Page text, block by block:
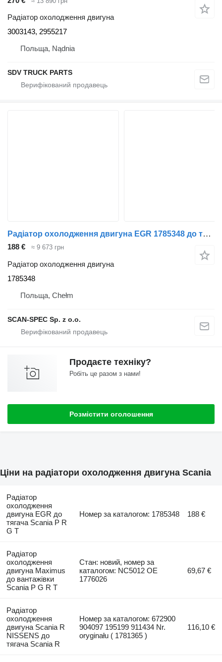
Радіатор охолодження двигуна
3003143, 2955217
Польща, Nądnia
SDV TRUCK PARTS
Радіатор охолодження двигуна EGR 1785348 до тягача Scania P R G T
188 € ≈ 9 673 грн
Радіатор охолодження двигуна
1785348
Польща, Chełm
SCAN-SPEC Sp. z o.o.
Продаєте техніку?
Робіть це разом з нами!
Розмістити оголошення
Ціни на радіатори охолодження двигуна Scania
Радіатор
охолодження
двигуна EGR до
тягача Scania P R
G T
Номер за каталогом: 1785348 188 €
Радіатор
охолодження
двигуна Maximus
до вантажівки
Scania P G R T
Стан: новий, номер за
каталогом: NC5012 OE
1776026
69,67 €
Радіатор
охолодження
двигуна Scania R
NISSENS до
тягача Scania R
Номер за каталогом: 672900
904097 195199 911434 Nr.
oryginału ( 1781365 )
116,10 €